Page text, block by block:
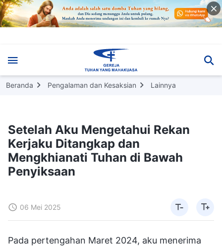
Beranda Pengalaman dan Kesaksian Lainnya
Setelah Aku Mengetahui Rekan
Kerjaku Ditangkap dan
Mengkhianati Tuhan di Bawah
Penyiksaan
06 Mei 2025
Pada pertengahan Maret 2024, aku menerima